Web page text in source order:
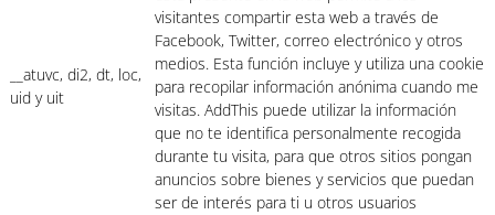
__atuvc, di2, dt, loc,
uid y uit
visitantes compartir esta web a través de
Facebook, Twitter, correo electrónico y otros
medios. Esta función incluye y utiliza una cookie
para recopilar información anónima cuando me
visitas. AddThis puede utilizar la información
que no te identifica personalmente recogida
durante tu visita, para que otros sitios pongan
anuncios sobre bienes y servicios que puedan
ser de interés para ti u otros usuarios